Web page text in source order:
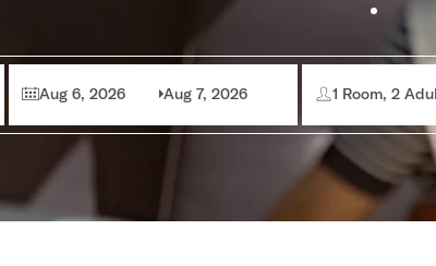
Aug 6, 2026 Aug 7, 2026 1 Room, 2